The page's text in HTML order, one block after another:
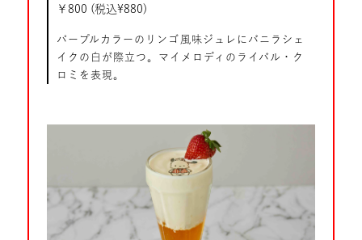
￥800 (税込¥880)
パープルカラーのリンゴ風味ジュレにバニラシェ
イクの白が際立つ。マイメロディのライバル・ク
ロミを表現。